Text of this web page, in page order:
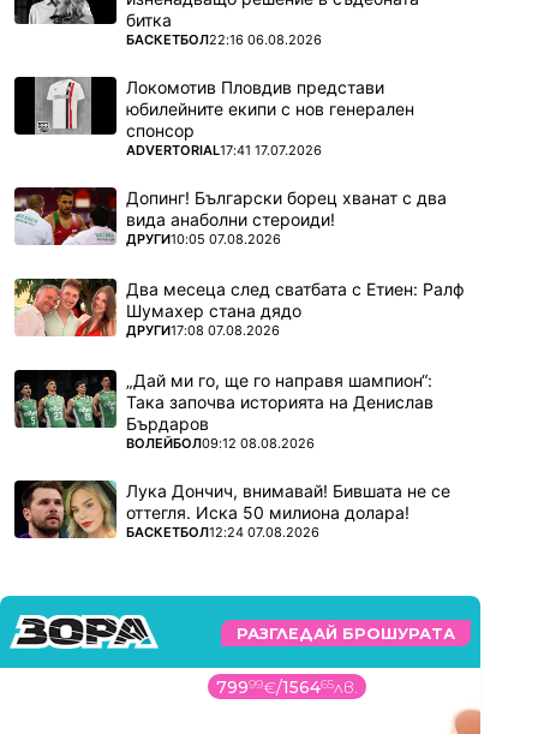
битка
ПОВЕЧЕ ОТ
БАСКЕТБОЛ22:16 06.08.2026
Локомотив Пловдив представи
юбилейните екипи с нов генерален
спонсор
ПОВЕЧЕ ОТ
ADVERTORIAL17:41 17.07.2026
Допинг! Български борец хванат с два
вида анаболни стероиди!
ПОВЕЧЕ ОТ
ДРУГИ10:05 07.08.2026
Два месеца след сватбата с Етиен: Ралф
Шумахер стана дядо
ПОВЕЧЕ ОТ
ДРУГИ17:08 07.08.2026
„Дай ми го, ще го направя шампион“:
Така започва историята на Денислав
Бърдаров
ПОВЕЧЕ ОТ
ВОЛЕЙБОЛ09:12 08.08.2026
Лука Дончич, внимавай! Бившата не се
оттегля. Иска 50 милиона долара!
ПОВЕЧЕ ОТ
БАСКЕТБОЛ12:24 07.08.2026
РАЗГЛЕДАЙ БРОШУРАТА
79999€/156465лв.